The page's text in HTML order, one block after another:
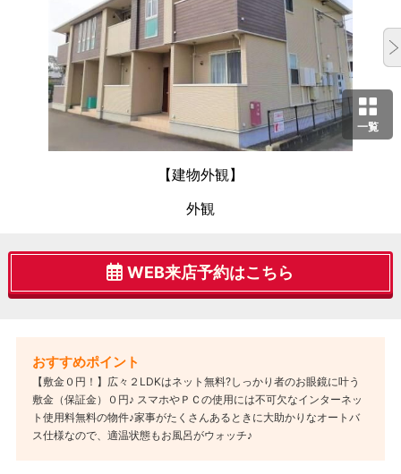
一覧
【建物外観】
外観
WEB来店予約はこちら
【敷金０円！】広々２LDKはネット無料?しっかり者のお眼鏡に叶う
敷金（保証金）０円♪ スマホやＰＣの使用には不可欠なインターネッ
ト使用料無料の物件♪家事がたくさんあるときに大助かりなオートバ
ス仕様なので、適温状態もお風呂がウォッチ♪